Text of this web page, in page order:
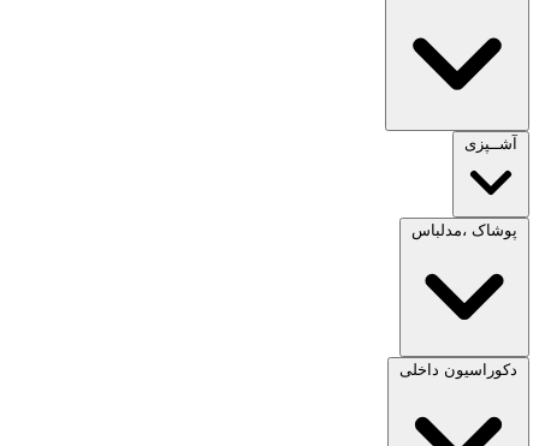
آشــپزی
پوشاک ،مدلباس
دکوراسیون داخلی